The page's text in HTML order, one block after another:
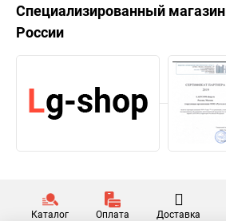
Специализированный магазин
России
Каталог Оплата Доставка